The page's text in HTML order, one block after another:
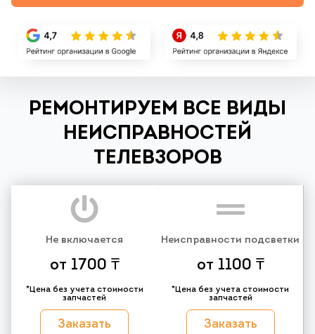
РЕМОНТИРУЕМ ВСЕ ВИДЫ
НЕИСПРАВНОСТЕЙ
ТЕЛЕВЗОРОВ
Не включается
от 1700 ₸
*Цена без учета стоимости
запчастей
Заказать
Неисправности подсветки
от 1100 ₸
*Цена без учета стоимости
запчастей
Заказать